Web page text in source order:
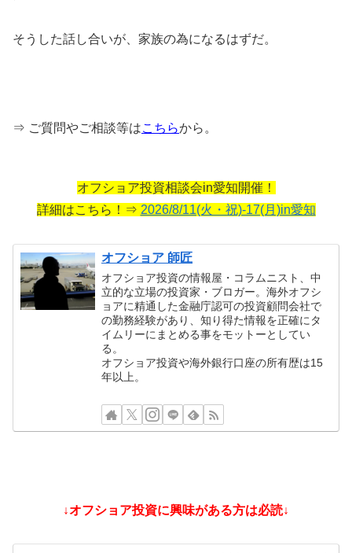
そうした話し合いが、家族の為になるはずだ。
⇒ ご質問やご相談等はこちらから。
オフショア投資相談会in愛知開催！
詳細はこちら！⇒ 2026/8/11(火・祝)-17(月)in愛知
オフショア 師匠
オフショア投資の情報屋・コラムニスト、中
立的な立場の投資家・ブロガー。海外オフシ
ョアに精通した金融庁認可の投資顧問会社で
の勤務経験があり、知り得た情報を正確にタ
イムリーにまとめる事をモットーとしてい
る。
オフショア投資や海外銀行口座の所有歴は15
年以上。
↓オフショア投資に興味がある方は必読↓